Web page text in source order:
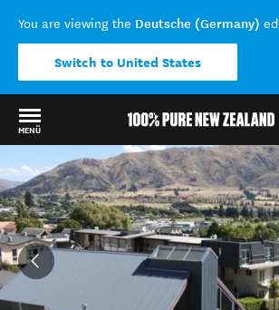
You are viewing the Deutsche (Germany)
Switch to United States
MENÜ
Back to my results